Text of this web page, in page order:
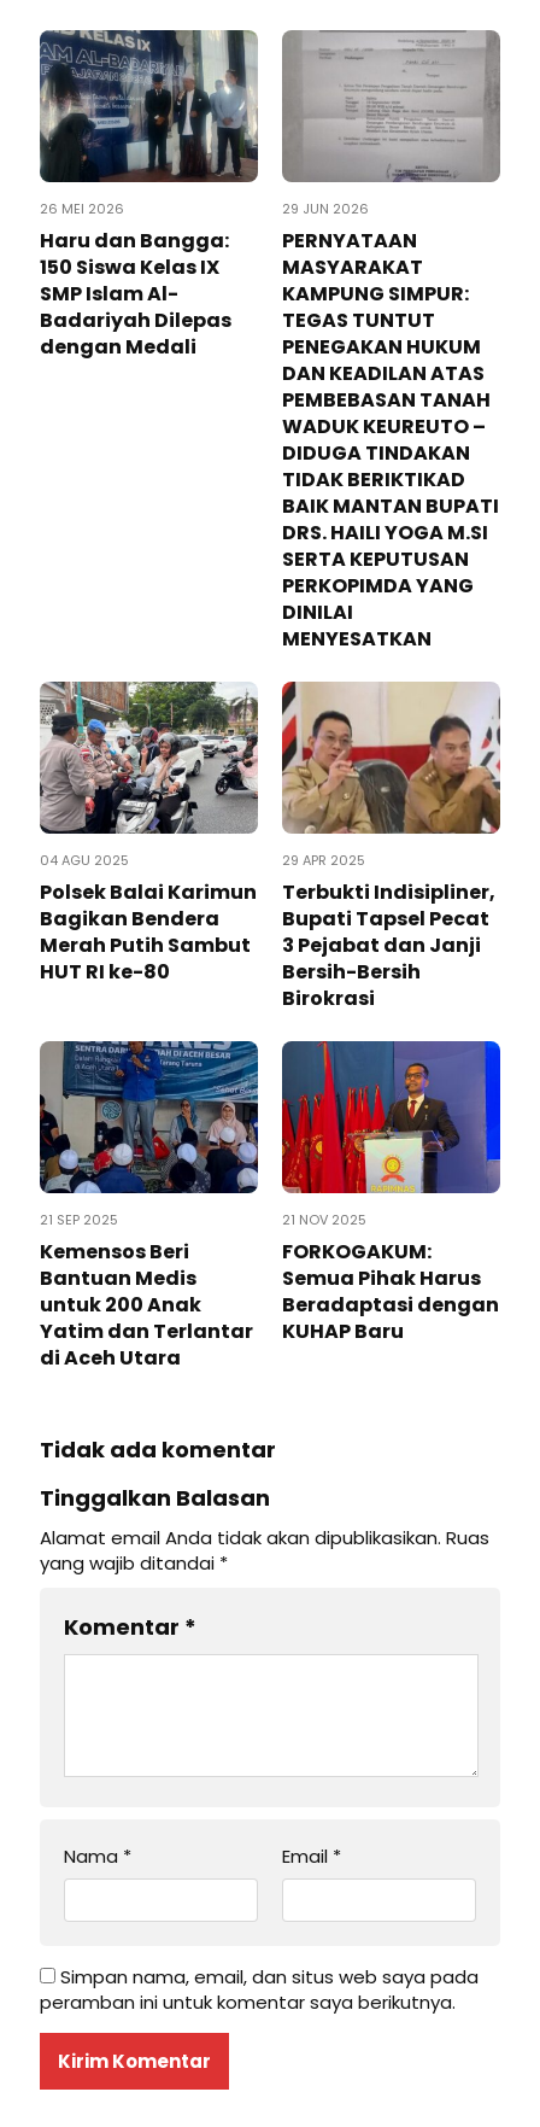
26 MEI 2026
Haru dan Bangga:
150 Siswa Kelas IX
SMP Islam Al-
Badariyah Dilepas
dengan Medali
29 JUN 2026
PERNYATAAN
MASYARAKAT
KAMPUNG SIMPUR:
TEGAS TUNTUT
PENEGAKAN HUKUM
DAN KEADILAN ATAS
PEMBEBASAN TANAH
WADUK KEUREUTO –
DIDUGA TINDAKAN
TIDAK BERIKTIKAD
BAIK MANTAN BUPATI
DRS. HAILI YOGA M.SI
SERTA KEPUTUSAN
PERKOPIMDA YANG
DINILAI
MENYESATKAN
04 AGU 2025
Polsek Balai Karimun
Bagikan Bendera
Merah Putih Sambut
HUT RI ke-80
29 APR 2025
Terbukti Indisipliner,
Bupati Tapsel Pecat
3 Pejabat dan Janji
Bersih-Bersih
Birokrasi
21 SEP 2025
Kemensos Beri
Bantuan Medis
untuk 200 Anak
Yatim dan Terlantar
di Aceh Utara
21 NOV 2025
FORKOGAKUM:
Semua Pihak Harus
Beradaptasi dengan
KUHAP Baru
Tidak ada komentar
Tinggalkan Balasan
Alamat email Anda tidak akan dipublikasikan. Ruas
yang wajib ditandai *
Komentar *
Nama * Email *
Simpan nama, email, dan situs web saya pada
peramban ini untuk komentar saya berikutnya.